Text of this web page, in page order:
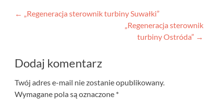
Nawigacja
← „Regeneracja sterownik turbiny Suwałki”
„Regeneracja sterownik
turbiny Ostróda” →
Dodaj komentarz
Twój adres e-mail nie zostanie opublikowany.
Wymagane pola są oznaczone *